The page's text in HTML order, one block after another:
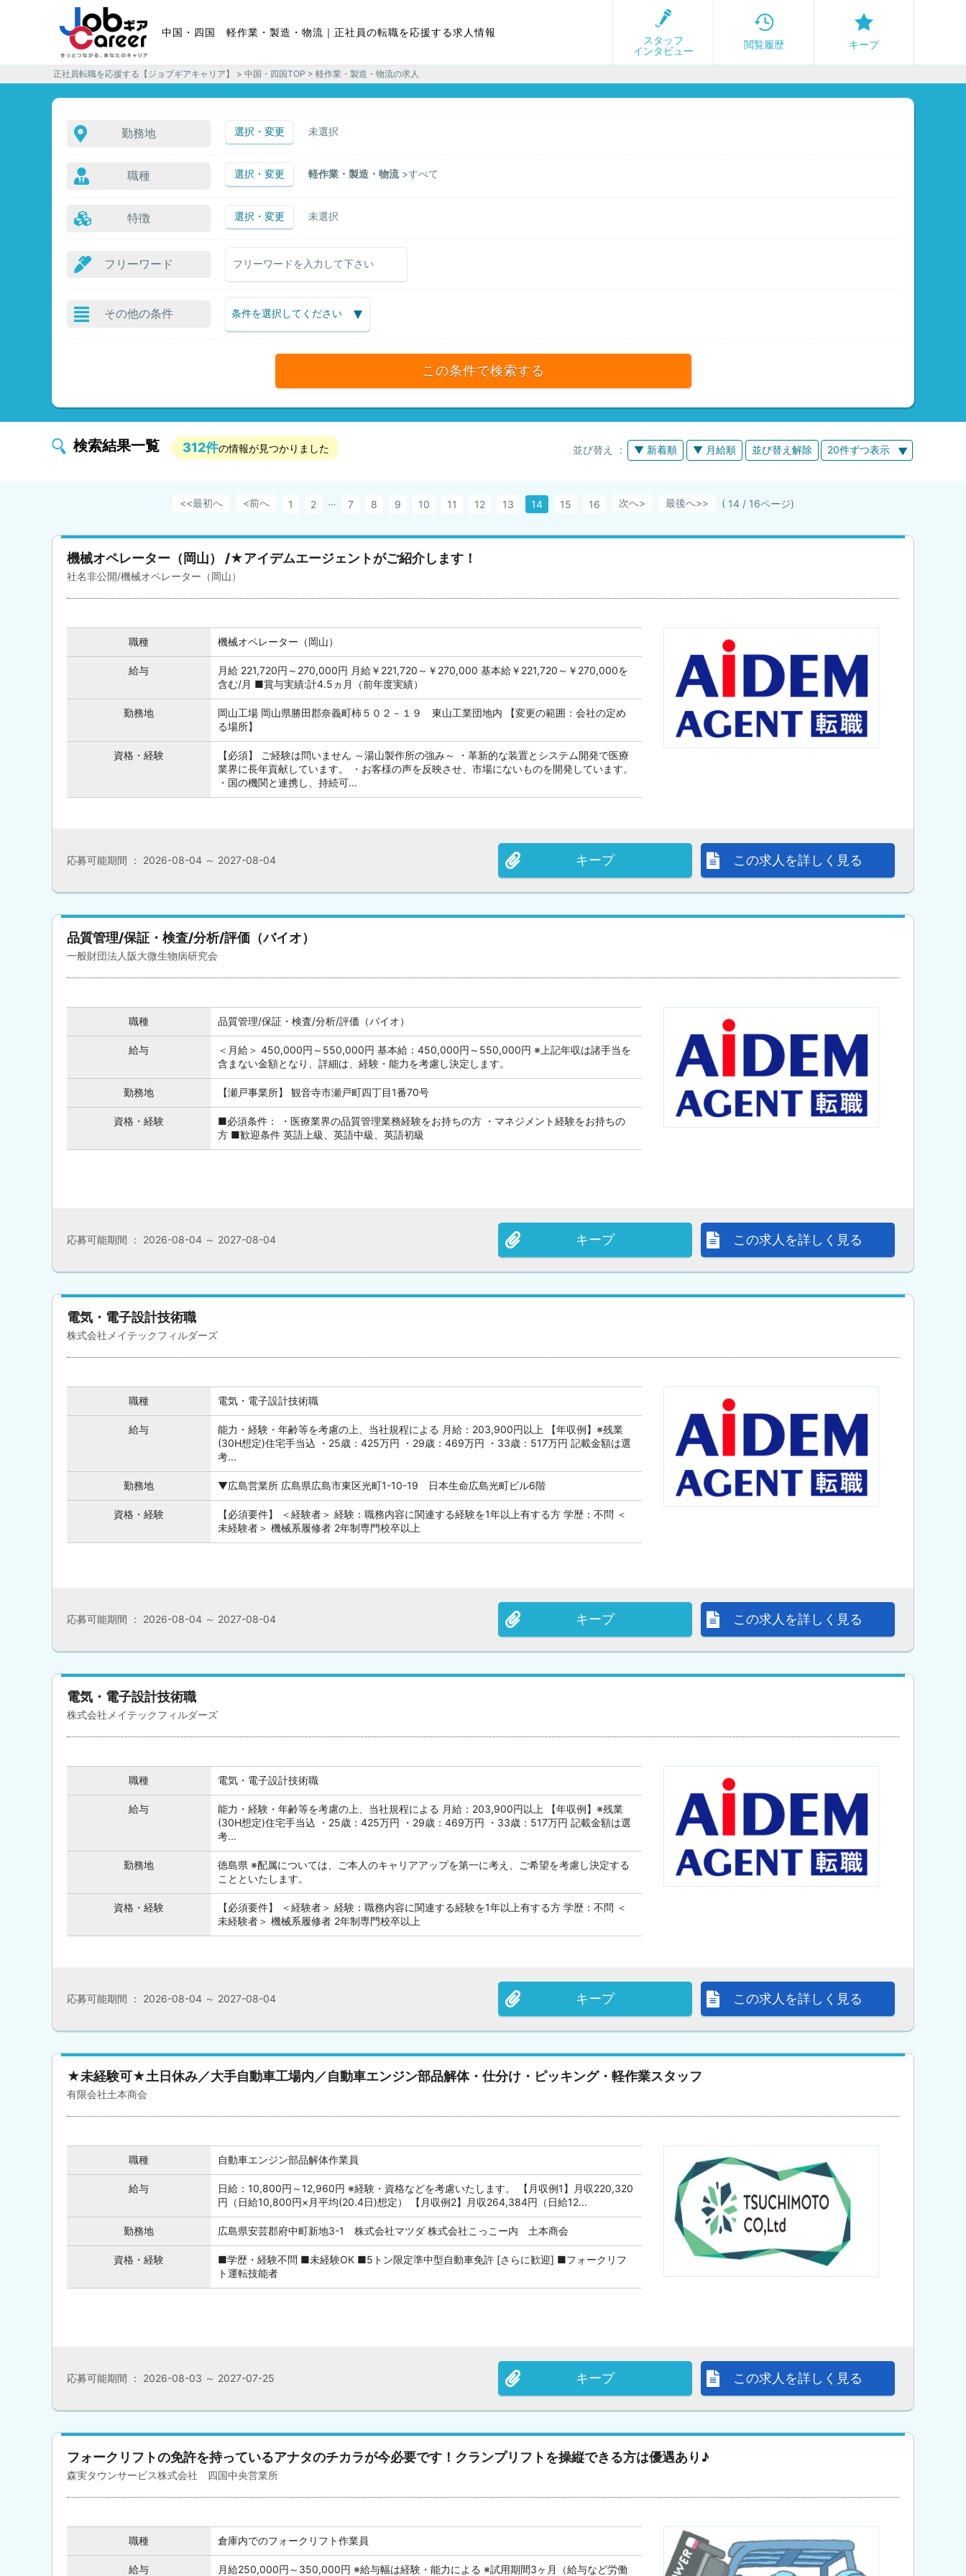
中国・四国 軽作業・製造・物流｜正社員の転職を応援する求人情報
スタッフ
インタビュー
閲覧履歴 キープ
正社員転職を応援する【ジョブギアキャリア】 > 中国・四国TOP > 軽作業・製造・物流の求人
勤務地 選択・変更 未選択
職種 選択・変更 軽作業・製造・物流 すべて
特徴 選択・変更 未選択
フリーワード
その他の条件
この条件で検索する
検索結果一覧 312件の情報が見つかりました 20件ずつ表示
並び替え ： ▼ 新着順 ▼ 月給順 並び替え解除
最初へ <前へ 1 2 … 7 8 9 10 11 12 13 14 15 16 次へ> 最後へ ( 14 / 16ページ)
機械オペレーター（岡山） /★アイデムエージェントがご紹介します！
社名非公開/機械オペレーター（岡山）
職種 機械オペレーター（岡山）
給与
月給 221,720円～270,000円 月給￥221,720～￥270,000 基本給￥221,720～￥270,000を
含む/月 ■賞与実績:計4.5ヵ月（前年度実績）
勤務地
岡山工場 岡山県勝田郡奈義町柿５０２－１９ 東山工業団地内 【変更の範囲：会社の定め
る場所】
資格・経験
【必須】 ご経験は問いません ～湯山製作所の強み～ ・革新的な装置とシステム開発で医療
業界に長年貢献しています。 ・お客様の声を反映させ、市場にないものを開発しています。
・国の機関と連携し、持続可...
この求人を詳しく見る
キープ
応募可能期間 ： 2026-08-04 ～ 2027-08-04
品質管理/保証・検査/分析/評価（バイオ）
一般財団法人阪大微生物病研究会
職種 品質管理/保証・検査/分析/評価（バイオ）
給与
＜月給＞ 450,000円～550,000円 基本給：450,000円～550,000円 ※上記年収は諸手当を
含まない金額となり、詳細は、経験・能力を考慮し決定します。
勤務地 【瀬戸事業所】 観音寺市瀬戸町四丁目1番70号
資格・経験
■必須条件： ・医療業界の品質管理業務経験をお持ちの方 ・マネジメント経験をお持ちの
方 ■歓迎条件 英語上級、英語中級、英語初級
この求人を詳しく見る
キープ
応募可能期間 ： 2026-08-04 ～ 2027-08-04
電気・電子設計技術職
株式会社メイテックフィルダーズ
職種 電気・電子設計技術職
給与
能力・経験・年齢等を考慮の上、当社規程による 月給：203,900円以上 【年収例】※残業
(30H想定)住宅手当込 ・25歳：425万円 ・29歳：469万円 ・33歳：517万円 記載金額は選
考...
勤務地 ▼広島営業所 広島県広島市東区光町1-10-19 日本生命広島光町ビル6階
資格・経験
【必須要件】 ＜経験者＞ 経験：職務内容に関連する経験を1年以上有する方 学歴：不問 ＜
未経験者＞ 機械系履修者 2年制専門校卒以上
この求人を詳しく見る
キープ
応募可能期間 ： 2026-08-04 ～ 2027-08-04
電気・電子設計技術職
株式会社メイテックフィルダーズ
職種 電気・電子設計技術職
給与
能力・経験・年齢等を考慮の上、当社規程による 月給：203,900円以上 【年収例】※残業
(30H想定)住宅手当込 ・25歳：425万円 ・29歳：469万円 ・33歳：517万円 記載金額は選
考...
勤務地
徳島県 ※配属については、ご本人のキャリアアップを第一に考え、ご希望を考慮し決定する
ことといたします。
資格・経験
【必須要件】 ＜経験者＞ 経験：職務内容に関連する経験を1年以上有する方 学歴：不問 ＜
未経験者＞ 機械系履修者 2年制専門校卒以上
この求人を詳しく見る
キープ
応募可能期間 ： 2026-08-04 ～ 2027-08-04
★未経験可★土日休み／大手自動車工場内／自動車エンジン部品解体・仕分け・ピッキング・軽作業スタッフ
有限会社土本商会
職種 自動車エンジン部品解体作業員
給与
日給：10,800円～12,960円 ※経験・資格などを考慮いたします。 【月収例1】月収220,320
円（日給10,800円×月平均(20.4日)想定） 【月収例2】月収264,384円（日給12...
勤務地 広島県安芸郡府中町新地3-1 株式会社マツダ 株式会社こっこー内 土本商会
資格・経験
■学歴・経験不問 ■未経験OK ■5トン限定準中型自動車免許 [さらに歓迎] ■フォークリフ
ト運転技能者
この求人を詳しく見る
キープ
応募可能期間 ： 2026-08-03 ～ 2027-07-25
フォークリフトの免許を持っているアナタのチカラが今必要です！クランプリフトを操縦できる方は優遇あり♪
森実タウンサービス株式会社 四国中央営業所
職種 倉庫内でのフォークリフト作業員
給与 月給250,000円～350,000円 ※給与幅は経験・能力による ※試用期間3ヶ月（給与など労働